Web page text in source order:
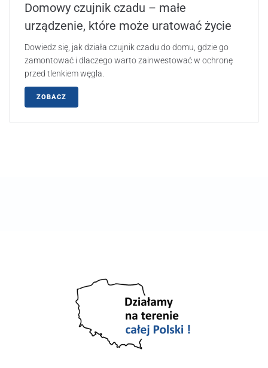
Domowy czujnik czadu – małe
urządzenie, które może uratować życie
Dowiedz się, jak działa czujnik czadu do domu, gdzie go
zamontować i dlaczego warto zainwestować w ochronę
przed tlenkiem węgla.
ZOBACZ